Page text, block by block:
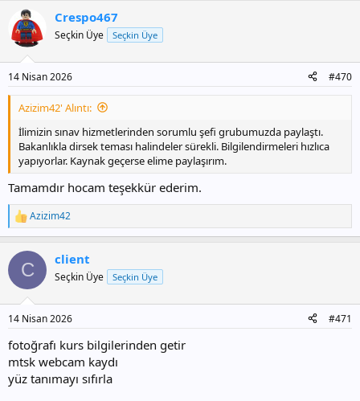
Crespo467
Seçkin Üye Seçkin Üye
14 Nisan 2026 #470
Azizim42' Alıntı:
İlimizin sınav hizmetlerinden sorumlu şefi grubumuzda paylaştı.
Bakanlıkla dirsek teması halindeler sürekli. Bilgilendirmeleri hızlıca
yapıyorlar. Kaynak geçerse elime paylaşırım.
Tamamdır hocam teşekkür ederim.
T
e
k
l
:
Azizim42
C client
Seçkin Üye Seçkin Üye
14 Nisan 2026 #471
fotoğrafı kurs bilgilerinden getir
mtsk webcam kaydı
yüz tanımayı sıfırla